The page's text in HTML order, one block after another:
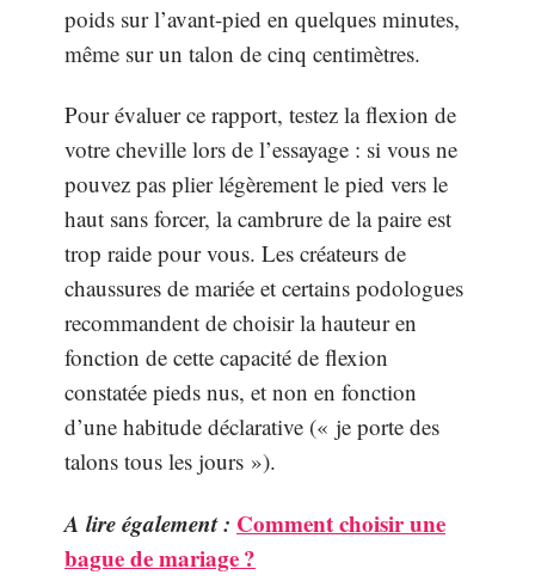
poids sur l’avant-pied en quelques minutes,
même sur un talon de cinq centimètres.
Pour évaluer ce rapport, testez la flexion de
votre cheville lors de l’essayage : si vous ne
pouvez pas plier légèrement le pied vers le
haut sans forcer, la cambrure de la paire est
trop raide pour vous. Les créateurs de
chaussures de mariée et certains podologues
recommandent de choisir la hauteur en
fonction de cette capacité de flexion
constatée pieds nus, et non en fonction
d’une habitude déclarative (« je porte des
talons tous les jours »).
A lire également : Comment choisir une
bague de mariage ?